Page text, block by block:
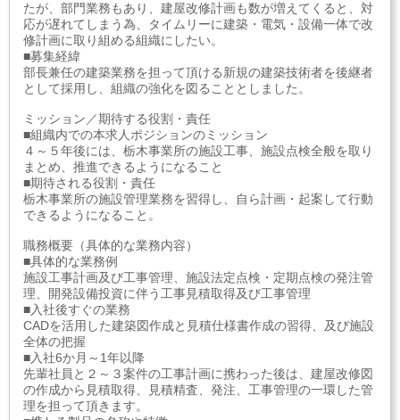
たが、部門業務もあり、建屋改修計画も数が増えてくると、対
応が遅れてしまう為、タイムリーに建築・電気・設備一体で改
修計画に取り組める組織にしたい。
■募集経緯
部長兼任の建築業務を担って頂ける新規の建築技術者を後継者
として採用し、組織の強化を図ることとしました。
ミッション／期待する役割・責任
■組織内での本求人ポジションのミッション
４～５年後には、栃木事業所の施設工事、施設点検全般を取り
まとめ、推進できるようになること
■期待される役割・責任
栃木事業所の施設管理業務を習得し、自ら計画・起案して行動
できるようになること。
職務概要（具体的な業務内容）
■具体的な業務例
施設工事計画及び工事管理、施設法定点検・定期点検の発注管
理、開発設備投資に伴う工事見積取得及び工事管理
■入社後すぐの業務
CADを活用した建築図作成と見積仕様書作成の習得、及び施設
全体の把握
■入社6か月～1年以降
先輩社員と２～３案件の工事計画に携わった後は、建屋改修図
の作成から見積取得、見積精査、発注、工事管理の一環した管
理を担って頂きます。